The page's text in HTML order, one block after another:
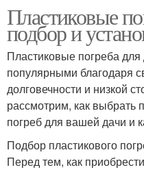
Пластиковые
подбор и
Пластиковые погреба
популярными благодаря
долговечности и низкой
рассмотрим, как выбрать
погреб для вашей дачи и
Подбор пластикового
Перед тем, как